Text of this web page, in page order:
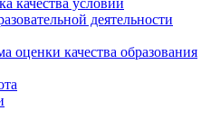
качества условий
деятельности
оценки качества образования